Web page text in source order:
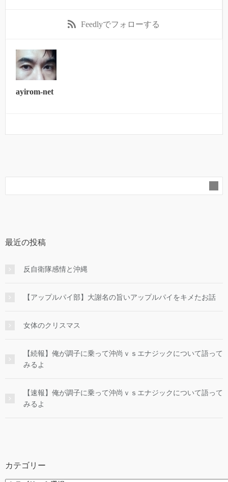
Feedlyでフォローする
ayirom-net
最近の投稿
反自衛隊感情と沖縄
【アップルパイ部】大謝名の旨いアップルパイをキメたお話
女体のクリスマス
【続報】俺が調子に乗って沖尚ｖｓエナジックについて語って
みるよ
【速報】俺が調子に乗って沖尚ｖｓエナジックについて語って
みるよ
カテゴリー